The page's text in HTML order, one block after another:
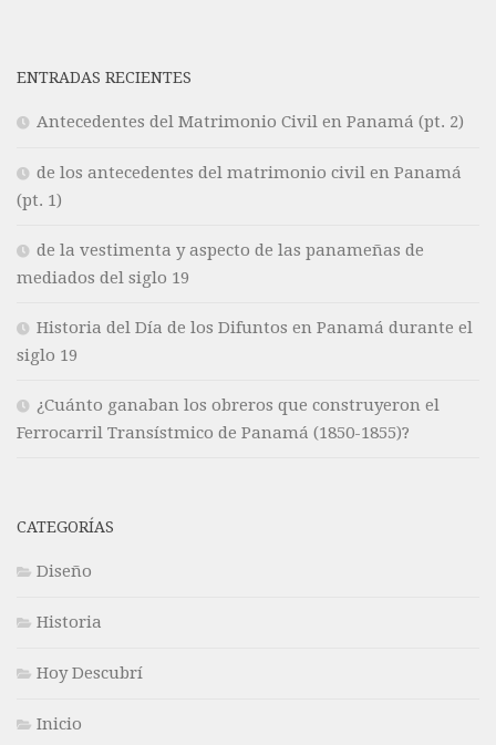
ENTRADAS RECIENTES
Antecedentes del Matrimonio Civil en Panamá (pt. 2)
de los antecedentes del matrimonio civil en Panamá
(pt. 1)
de la vestimenta y aspecto de las panameñas de
mediados del siglo 19
Historia del Día de los Difuntos en Panamá durante el
siglo 19
¿Cuánto ganaban los obreros que construyeron el
Ferrocarril Transístmico de Panamá (1850-1855)?
CATEGORÍAS
Diseño
Historia
Hoy Descubrí
Inicio